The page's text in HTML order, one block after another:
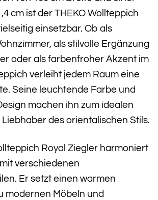
cm ist der THEKO Wollteppich
einsetzbar. Ob als
als stilvolle Ergänzung
oder als farbenfroher Akzent im
verleiht jedem Raum eine
Seine leuchtende Farbe und
machen ihn zum idealen
des orientalischen Stils.
Royal Ziegler harmoniert
verschiedenen
Er setzt einen warmen
modernen Möbeln und